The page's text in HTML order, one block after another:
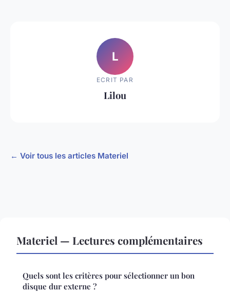
L
ECRIT PAR
Lilou
← Voir tous les articles Materiel
Materiel — Lectures complémentaires
Quels sont les critères pour sélectionner un bon
disque dur externe ?